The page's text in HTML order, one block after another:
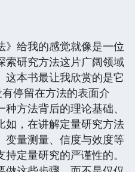
》给我的感觉就像是一位
索研究方法这片广阔领域
这本书最让我欣赏的是它
停留在方法的表面介
方法背后的理论基础、
如，在讲解定量研究方法
变量测量、信度与效度等
定量研究的严谨性的。